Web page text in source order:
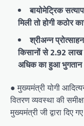
बायोमेट्रिक
मिली तो होगी कठोर
श्रीअन्न
किसानों से 2.92 लाख
अधिक का हुआ भुगतान
● मुख्यमंत्री योगी
वितरण व्यवस्था की
मुख्यमंत्री जी द्वारा दिए